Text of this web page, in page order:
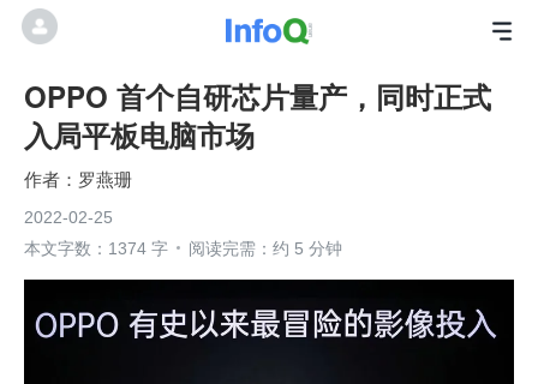
OPPO 首个自研芯片量产，同时正式
入局平板电脑市场
罗燕珊
2022-02-25
本文字数：1374 字
阅读完需：约 5 分钟